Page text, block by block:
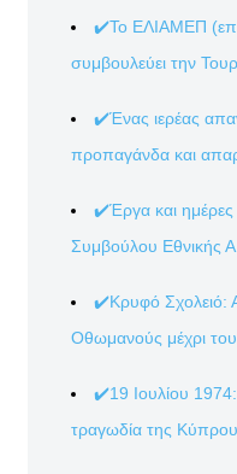
✔️Το ΕΛΙΑΜΕΠ
συμβουλεύει την
✔️Ένας ιερέας
προπαγάνδα και
✔️Έργα και
Συμβούλου Εθνικής
✔️Κρυφό Σχολειό:
Οθωμανούς μέχρι
✔️19 Ιουλίου
τραγωδία της